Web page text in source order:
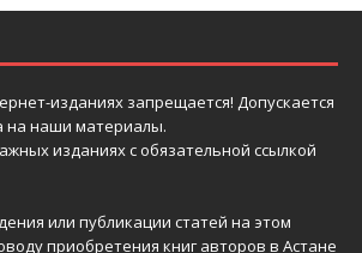
изданиях запрещается! Допускается
на наши материалы.
изданиях с обязательной ссылкой
или публикации статей на этом
приобретения книг авторов в Астане